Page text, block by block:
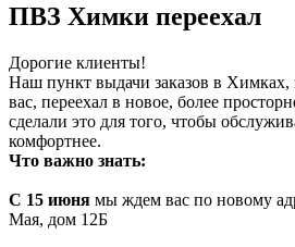
ПВЗ Химки переехал
Дорогие клиенты!
Наш пункт выдачи заказов в
вас, переехал в новое, более
сделали это для того, чтобы
комфортнее.
Что важно знать:
С 15 июня мы ждем вас по новому
Мая, дом 12Б